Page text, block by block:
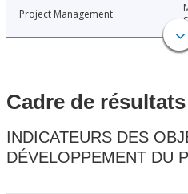
Project Management
Cadre de résultats
INDICATEURS DES
DÉVELOPPEMENT DU